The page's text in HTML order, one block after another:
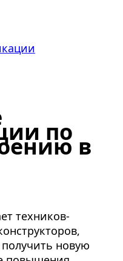
пов
техников-
новую